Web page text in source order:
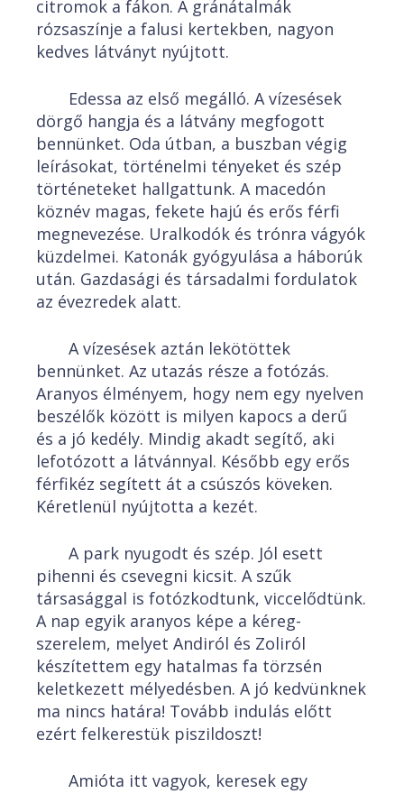
citromok a fákon. A gránátalmák
rózsaszínje a falusi kertekben, nagyon
kedves látványt nyújtott.
Edessa az első megálló. A vízesések
dörgő hangja és a látvány megfogott
bennünket. Oda útban, a buszban végig
leírásokat, történelmi tényeket és szép
történeteket hallgattunk. A macedón
köznév magas, fekete hajú és erős férfi
megnevezése. Uralkodók és trónra vágyók
küzdelmei. Katonák gyógyulása a háborúk
után. Gazdasági és társadalmi fordulatok
az évezredek alatt.
A vízesések aztán lekötöttek
bennünket. Az utazás része a fotózás.
Aranyos élményem, hogy nem egy nyelven
beszélők között is milyen kapocs a derű
és a jó kedély. Mindig akadt segítő, aki
lefotózott a látvánnyal. Később egy erős
férfikéz segített át a csúszós köveken.
Kéretlenül nyújtotta a kezét.
A park nyugodt és szép. Jól esett
pihenni és csevegni kicsit. A szűk
társasággal is fotózkodtunk, viccelődtünk.
A nap egyik aranyos képe a kéreg-
szerelem, melyet Andiról és Zoliról
készítettem egy hatalmas fa törzsén
keletkezett mélyedésben. A jó kedvünknek
ma nincs határa! Tovább indulás előtt
ezért felkerestük piszildoszt!
Amióta itt vagyok, keresek egy